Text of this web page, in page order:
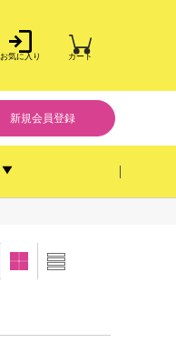
お気に入り カート
新規会員登録